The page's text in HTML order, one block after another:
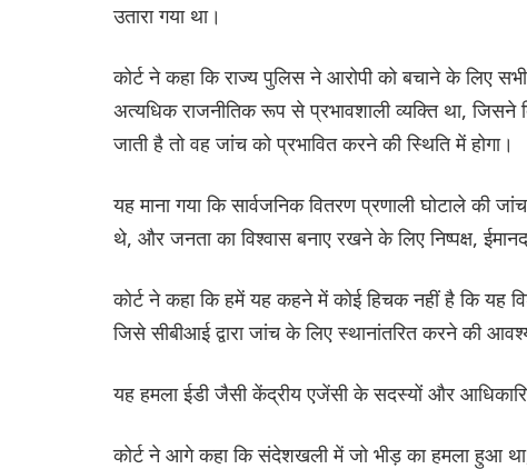
उतारा गया था।
कोर्ट ने कहा कि राज्य पुलिस ने आरोपी को बचाने के लिए
अत्यधिक राजनीतिक रूप से प्रभावशाली व्यक्ति था,
जाती है तो वह जांच को प्रभावित करने की स्थिति में होगा।
यह माना गया कि सार्वजनिक वितरण प्रणाली घोटाले की
थे, और जनता का विश्वास बनाए रखने के लिए निष्पक्ष,
कोर्ट ने कहा कि हमें यह कहने में कोई हिचक नहीं है कि यह
जिसे सीबीआई द्वारा जांच के लिए स्थानांतरित करने की
यह हमला ईडी जैसी केंद्रीय एजेंसी के सदस्यों और
कोर्ट ने आगे कहा कि संदेशखली में जो भीड़ का हमला हुआ